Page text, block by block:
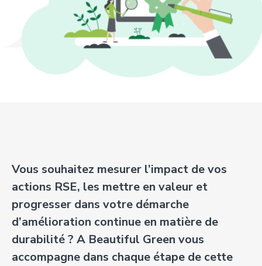
Vous souhaitez mesurer l’impact de vos
actions RSE, les mettre en valeur et
progresser dans votre démarche
d’amélioration continue en matière de
durabilité ? A Beautiful Green vous
accompagne dans chaque étape de cette